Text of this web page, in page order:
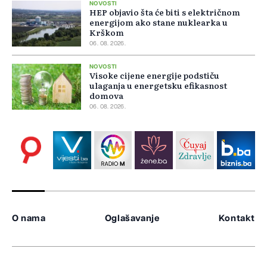
NOVOSTI
HEP objavio šta će biti s električnom
energijom ako stane nuklearka u
Krškom
06. 08. 2026.
NOVOSTI
Visoke cijene energije podstiču
ulaganja u energetsku efikasnost
domova
06. 08. 2026.
O nama Oglašavanje Kontakt